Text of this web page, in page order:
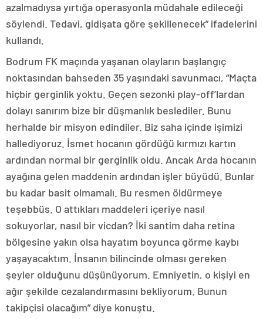
azalmadıysa yırtığa operasyonla müdahale edileceği
söylendi. Tedavi, gidişata göre şekillenecek” ifadelerini
kullandı.
Bodrum FK maçında yaşanan olayların başlangıç
noktasından bahseden 35 yaşındaki savunmacı, “Maçta
hiçbir gerginlik yoktu. Geçen sezonki play-off’lardan
dolayı sanırım bize bir düşmanlık beslediler. Bunu
herhalde bir misyon edindiler. Biz saha içinde işimizi
hallediyoruz. İsmet hocanın gördüğü kırmızı kartın
ardından normal bir gerginlik oldu. Ancak Arda hocanın
ayağına gelen maddenin ardından işler büyüdü. Bunlar
bu kadar basit olmamalı. Bu resmen öldürmeye
teşebbüs. O attıkları maddeleri içeriye nasıl
sokuyorlar, nasıl bir vicdan? İki santim daha retina
bölgesine yakın olsa hayatım boyunca görme kaybı
yaşayacaktım. İnsanın bilincinde olması gereken
şeyler olduğunu düşünüyorum. Emniyetin, o kişiyi en
ağır şekilde cezalandırmasını bekliyorum. Bunun
takipçisi olacağım” diye konuştu.